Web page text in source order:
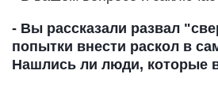
- Вы рассказали развал
попытки внести раскол в
Нашлись ли люди, которые